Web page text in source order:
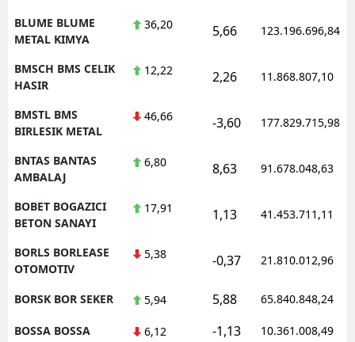
BLUME BLUME
METAL KIMYA
36,20 5,66 123.196.696,84
BMSCH BMS CELIK
HASIR
12,22 2,26 11.868.807,10
BMSTL BMS
BIRLESIK METAL
46,66 -3,60 177.829.715,98
BNTAS BANTAS
AMBALAJ
6,80 8,63 91.678.048,63
BOBET BOGAZICI
BETON SANAYI
17,91 1,13 41.453.711,11
BORLS BORLEASE
OTOMOTIV
5,38 -0,37 21.810.012,96
BORSK BOR SEKER 5,94 5,88 65.840.848,24
BOSSA BOSSA 6,12 -1,13 10.361.008,49